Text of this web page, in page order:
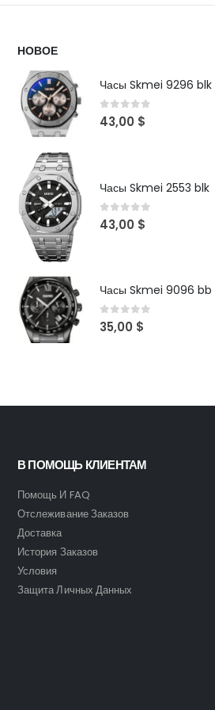
НОВОЕ
Часы Skmei 9296 blk
0 out of 5
43,00 $
Часы Skmei 2553 blk
0 out of 5
43,00 $
Часы Skmei 9096 bb
0out of 5
35,00 $
В ПОМОЩЬ КЛИЕНТАМ
Помощь И FAQ
Отслеживание Заказов
Доставка
История Заказов
Условия
Защита Личных Данных